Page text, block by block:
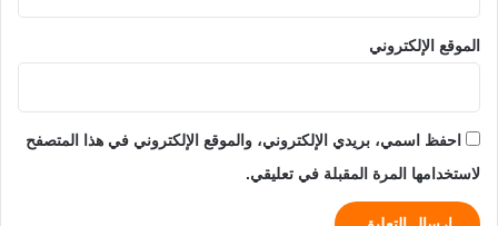
الموقع الإلكتروني
احفظ اسمي، بريدي الإلكتروني، والموقع الإلكتروني في هذا المتصفح
لاستخدامها المرة المقبلة في تعليقي.